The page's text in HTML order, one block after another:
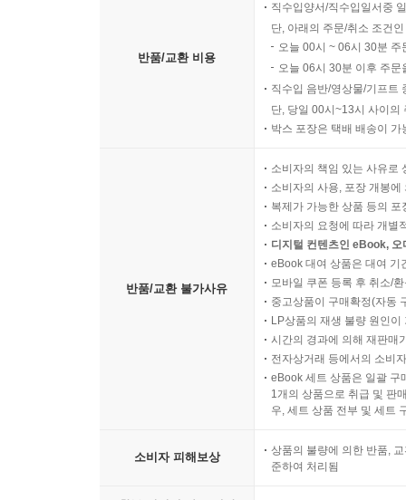
반품/교환 비용
직수입양서/직수입일서중
단, 아래의 주문/취소 조건
오늘 00시 ~ 06시 30분
오늘 06시 30분 이후 주
직수입 음반/영상물/기프트
단, 당일 00시~13시 사이의
박스 포장은 택배 배송이
반품/교환 불가사유
소비자의 책임 있는 사유로
소비자의 사용, 포장 개봉
복제가 가능한 상품 등의
소비자의 요청에 따라 개별
디지털 컨텐츠인 eBook,
eBook 대여 상품은 대여 기
모바일 쿠폰 등록 후 취소/
중고상품이 구매확정(자동
LP상품의 재생 불량 원인
시간의 경과에 의해 재판매
전자상거래 등에서의 소비
eBook 세트 상품은 일괄 구
1개의 상품으로 취급 및 판
우, 세트 상품 전부 및 세트
소비자 피해보상
상품의 불량에 의한 반품,
준하여 처리됨